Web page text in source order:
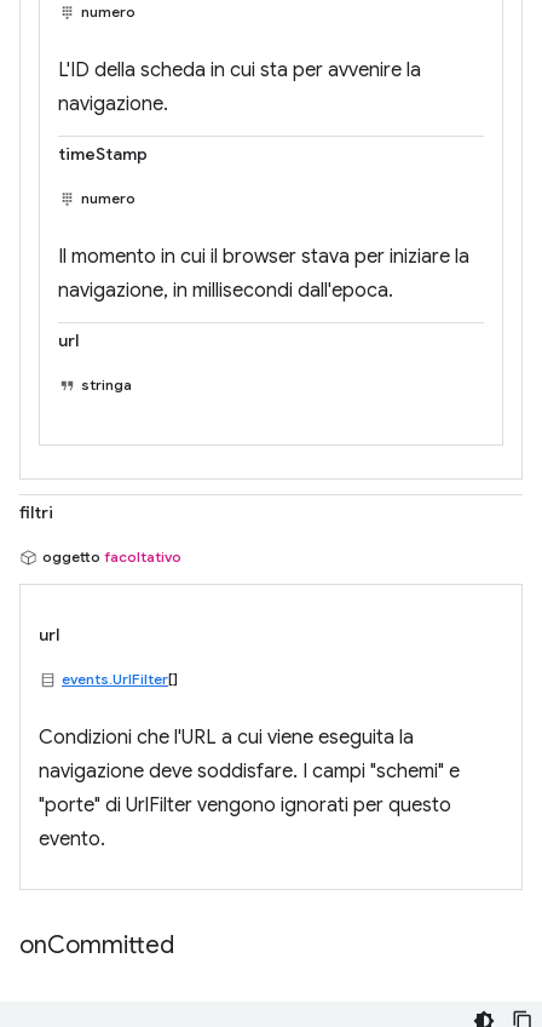
numero
L'ID della scheda in cui sta per avvenire la
navigazione.
timeStamp
numero
Il momento in cui il browser stava per iniziare la
navigazione, in millisecondi dall'epoca.
url
stringa
filtri
oggetto facoltativo
url
events.UrlFilter[]
Condizioni che l'URL a cui viene eseguita la
navigazione deve soddisfare. I campi "schemi" e
"porte" di UrlFilter vengono ignorati per questo
evento.
onCommitted